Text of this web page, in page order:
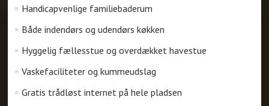
Handicapvenlige familiebaderum
Både indendørs og udendørs køkken
Hyggelig fællesstue og overdækket havestue
Vaskefaciliteter og kummeudslag
Gratis trådløst internet på hele pladsen